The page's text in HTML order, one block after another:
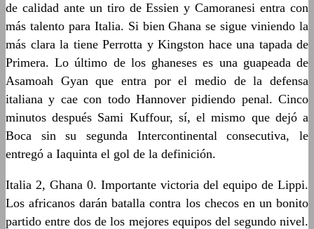
de calidad ante un tiro de Essien y Camoranesi entra con
más talento para Italia. Si bien Ghana se sigue viniendo la
más clara la tiene Perrotta y Kingston hace una tapada de
Primera. Lo último de los ghaneses es una guapeada de
Asamoah Gyan que entra por el medio de la defensa
italiana y cae con todo Hannover pidiendo penal. Cinco
minutos después Sami Kuffour, sí, el mismo que dejó a
Boca sin su segunda Intercontinental consecutiva, le
entregó a Iaquinta el gol de la definición.
Italia 2, Ghana 0. Importante victoria del equipo de Lippi.
Los africanos darán batalla contra los checos en un bonito
partido entre dos de los mejores equipos del segundo nivel.